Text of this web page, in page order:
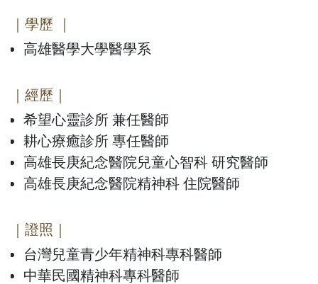
｜學歷 ｜
高雄醫學大學醫學系
｜經歷｜
希望心靈診所 兼任醫師
耕心療癒診所 專任醫師
高雄長庚紀念醫院兒童心智科 研究醫師
高雄長庚紀念醫院精神科 住院醫師
｜證照｜
台灣兒童青少年精神科專科醫師
中華民國精神科專科醫師